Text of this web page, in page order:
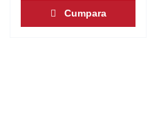
Cumpara